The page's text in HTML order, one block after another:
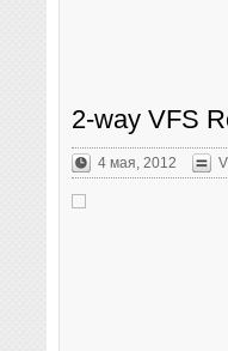
2-way VFS
4 мая, 2012